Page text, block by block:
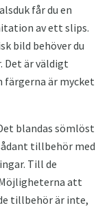
får du en
av ett slips.
bild behöver du
Det är väldigt
är mycket
blandas sömlöst
tillbehör med
Till de
att
tillbehör är inte,